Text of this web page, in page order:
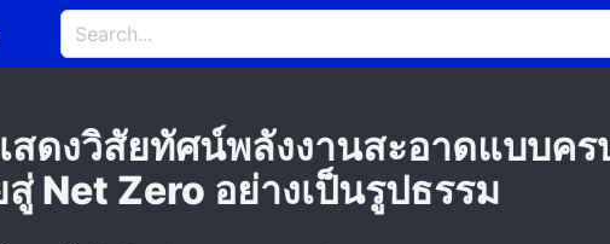
สดงวิสัยทัศน์พลังงานสะอาดแบบค
Net Zero อย่างเป็นรูปธรรม